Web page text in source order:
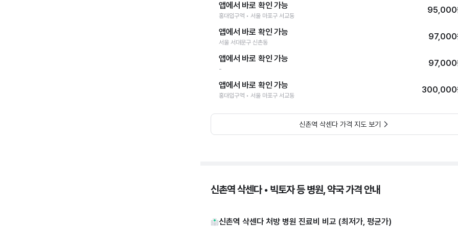
앱에서 바로 확인 가능
홍대입구역 • 서울 마포구 서교동
95,000
앱에서 바로 확인 가능
서울 서대문구 신촌동
97,000
앱에서 바로 확인 가능
-
97,000
앱에서 바로 확인 가능
홍대입구역 • 서울 마포구 서교동
300,000
신촌역 삭센다 가격 지도 보기
신촌역 삭센다 • 빅토자 등 병원, 약국 가격 안내
신촌역 삭센다 처방 병원 진료비 비교 (최저가, 평균가)